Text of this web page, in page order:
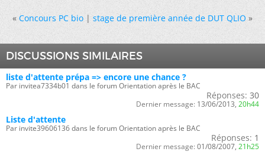
« Concours PC bio|stage de première année de DUT QLIO »
DISCUSSIONS SIMILAIRES
liste d'attente prépa => encore une chance ?
Par invitea7334b01 dans le forum Orientation après le BAC
Réponses: 30
Dernier message: 13/06/2013, 20h44
Liste d'attente
Par invite39606136 dans le forum Orientation après le BAC
Réponses: 1
Dernier message: 01/08/2007, 21h25